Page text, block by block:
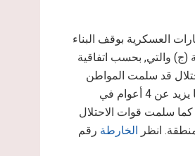
من شهر اذار من العام 2014 عددا من الإخطارات العسكرية بوقف البناء
(ج) والتي, بحسب اتفاقية
الاحتلال قد سلمت المواطن
وسام جبريل حتاوي اخطارا بوقف البناء لمنزل مسكون مكون من طابق واحد ومبني منذ ما يزيد عن 4 أعوام في
سلمت قوات الاحتلال
انظر الخارطة رقم